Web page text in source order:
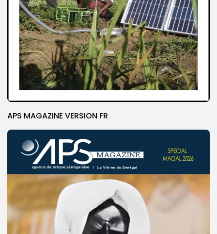
APS MAGAZINE VERSION FR